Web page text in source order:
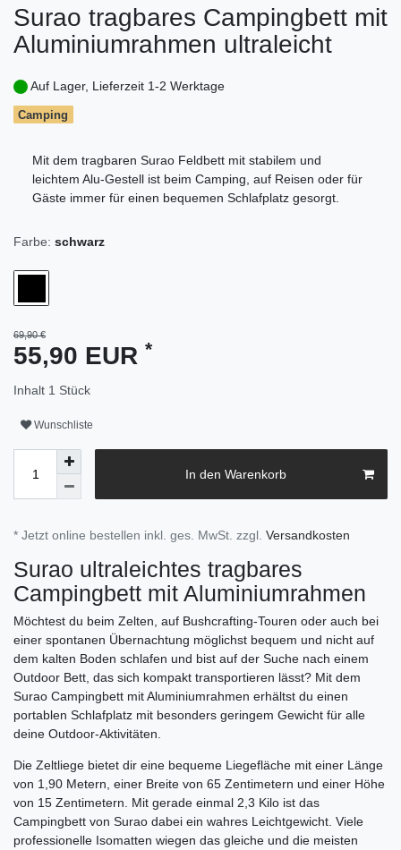
Surao tragbares Campingbett mit
Aluminiumrahmen ultraleicht
Auf Lager, Lieferzeit 1-2 Werktage
Camping
Mit dem tragbaren Surao Feldbett mit stabilem und
leichtem Alu-Gestell ist beim Camping, auf Reisen oder für
Gäste immer für einen bequemen Schlafplatz gesorgt.
Farbe: schwarz
69,90 €
55,90 EUR *
Inhalt 1 Stück
Wunschliste
In den Warenkorb
* Jetzt online bestellen inkl. ges. MwSt. zzgl. Versandkosten
Surao ultraleichtes tragbares
Campingbett mit Aluminiumrahmen
Möchtest du beim Zelten, auf Bushcrafting-Touren oder auch bei
einer spontanen Übernachtung möglichst bequem und nicht auf
dem kalten Boden schlafen und bist auf der Suche nach einem
Outdoor Bett, das sich kompakt transportieren lässt? Mit dem
Surao Campingbett mit Aluminiumrahmen erhältst du einen
portablen Schlafplatz mit besonders geringem Gewicht für alle
deine Outdoor-Aktivitäten.
Die Zeltliege bietet dir eine bequeme Liegefläche mit einer Länge
von 1,90 Metern, einer Breite von 65 Zentimetern und einer Höhe
von 15 Zentimetern. Mit gerade einmal 2,3 Kilo ist das
Campingbett von Surao dabei ein wahres Leichtgewicht. Viele
professionelle Isomatten wiegen das gleiche und die meisten